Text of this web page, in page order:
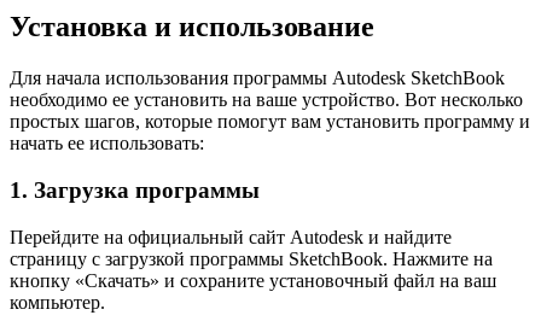
Установка и использование
Для начала использования программы Autodesk SketchBook
необходимо ее установить на ваше устройство. Вот несколько
простых шагов, которые помогут вам установить программу и
начать ее использовать:
1. Загрузка программы
Перейдите на официальный сайт Autodesk и найдите
страницу с загрузкой программы SketchBook. Нажмите на
кнопку «Скачать» и сохраните установочный файл на ваш
компьютер.